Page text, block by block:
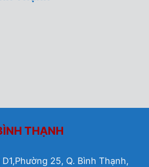
THẠNH
25, Q. Bình Thạnh,